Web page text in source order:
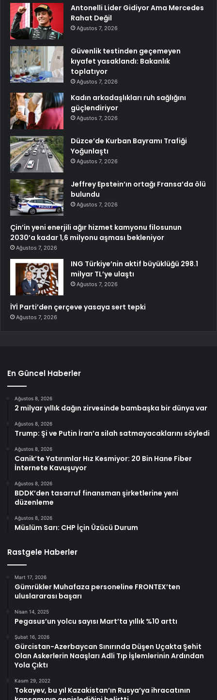
Antonelli Lider Gidiyor Ama Mercedes
Rahat Değil
Ağustos 7, 2026
Güvenlik testinden geçemeyen
kıyafet yasaklandı: Bakanlık
toplatıyor
Ağustos 7, 2026
Kadın arkadaşlıkları ruh sağlığını
güçlendiriyor
Ağustos 7, 2026
Düzce’de Kurban Bayramı Trafiği
Yoğunlaştı
Ağustos 7, 2026
Jeffrey Epstein’ın ortağı Fransa’da ölü
bulundu
Ağustos 7, 2026
Çin’in yeni enerjili ağır hizmet kamyonu filosunun
2030’a kadar 1,6 milyonu aşması bekleniyor
Ağustos 7, 2026
ING Türkiye’nin aktif büyüklüğü 298.1
milyar TL’ye ulaştı
Ağustos 7, 2026
İYİ Parti’den çerçeve yasaya sert tepki
Ağustos 7, 2026
En Güncel Haberler
Ağustos 8, 2026
2 milyar yıllık dağın zirvesinde bambaşka bir dünya var
Ağustos 8, 2026
Trump: Şi ve Putin İran’a silah satmayacaklarını söyledi
Ağustos 8, 2026
Canik’te Yatırımlar Hız Kesmiyor: 20 Bin Hane Fiber
İnternete Kavuşuyor
Ağustos 8, 2026
BDDK’den tasarruf finansman şirketlerine yeni
düzenleme
Ağustos 8, 2026
Müslüm Sarı: CHP İçin Üzücü Durum
Rastgele Haberler
Mart 17, 2026
Gümrükler Muhafaza personeline FRONTEX’ten
uluslararası başarı
Nisan 14, 2025
Pegasus’un yolcu sayısı Mart’ta yıllık %10 arttı
Şubat 16, 2026
Gürcistan-Azerbaycan Sınırında Düşen Uçakta Şehit
Olan Askerlerin Naaşları Adli Tıp İşlemlerinin Ardından
Yola Çıktı
Kasım 29, 2022
Tokayev, bu yıl Kazakistan’ın Rusya’ya ihracatının